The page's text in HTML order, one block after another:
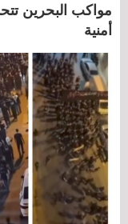
مواكب البحرين
أمنية